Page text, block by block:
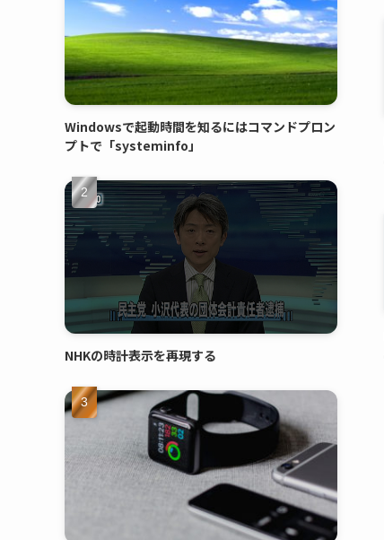
Windowsで起動時間を知るにはコマンドプロン
プトで「systeminfo」
NHKの時計表示を再現する